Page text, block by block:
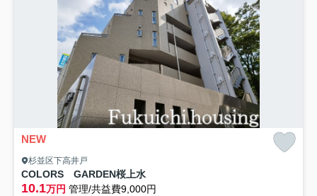
NEW
杉並区下高井戸
COLORS GARDEN桜上水
10.1万円 管理/共益費9,000円